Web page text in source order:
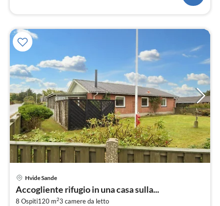
Hvide Sande
Accogliente rifugio in una casa sulla...
8 Ospiti120 m23 camere da letto